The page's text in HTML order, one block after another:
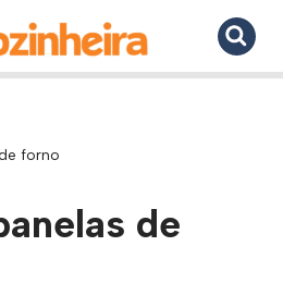
forno
de